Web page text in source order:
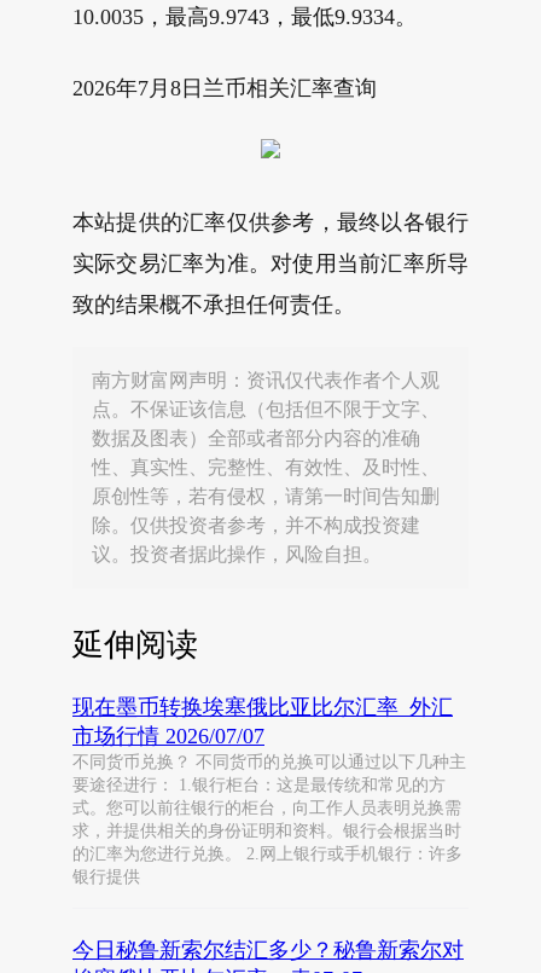
10.0035，最高9.9743，最低9.9334。
2026年7月8日兰币相关汇率查询
本站提供的汇率仅供参考，最终以各银行
实际交易汇率为准。对使用当前汇率所导
致的结果概不承担任何责任。
南方财富网声明：资讯仅代表作者个人观
点。不保证该信息（包括但不限于文字、
数据及图表）全部或者部分内容的准确
性、真实性、完整性、有效性、及时性、
原创性等，若有侵权，请第一时间告知删
除。仅供投资者参考，并不构成投资建
议。投资者据此操作，风险自担。
延伸阅读
现在墨币转换埃塞俄比亚比尔汇率_外汇
市场行情 2026/07/07
不同货币兑换？ 不同货币的兑换可以通过以下几种主
要途径进行： 1.银行柜台：这是最传统和常见的方
式。您可以前往银行的柜台，向工作人员表明兑换需
求，并提供相关的身份证明和资料。银行会根据当时
的汇率为您进行兑换。 2.网上银行或手机银行：许多
银行提供
今日秘鲁新索尔结汇多少？秘鲁新索尔对